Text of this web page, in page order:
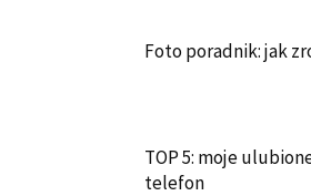
Foto poradnik: jak
TOP 5: moje
telefon